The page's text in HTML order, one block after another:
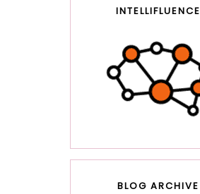
INTELLIFLUENCE
BLOG ARCHIVE